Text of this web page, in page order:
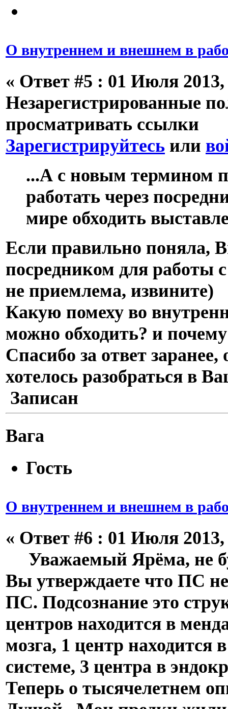
О внутреннем и внешнем в
« Ответ #5 : 01 Июля 2013,
Незарегистрированные
просматривать ссылки
Зарегистрируйтесь или
...А с новым термином
работать через
мире обходить
Если правильно поняла,
посредником для работы
не приемлема, извините)
Какую помеху во
можно обходить? и
Спасибо за ответ
хотелось разобраться в
Записан
Вага
Гость
О внутреннем и внешнем в
« Ответ #6 : 01 Июля 2013,
Уважаемый Ярёма, не
Вы утверждаете что ПС
ПС. Подсознание это
центров находится в
мозга, 1 центр находится
системе, 3 центра в
Теперь о тысячелетнем